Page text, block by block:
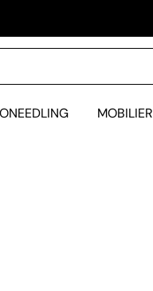
MOBILIER